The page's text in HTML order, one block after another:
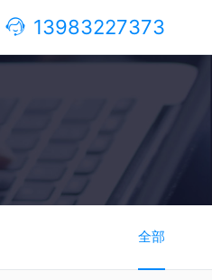
13983227373
全部